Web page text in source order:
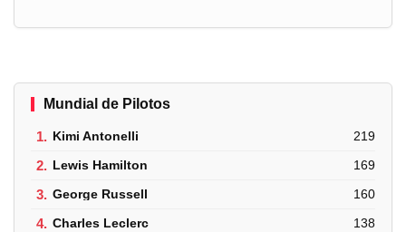
Mundial de Pilotos
1. Kimi Antonelli 219
2. Lewis Hamilton 169
3. George Russell 160
4. Charles Leclerc 138